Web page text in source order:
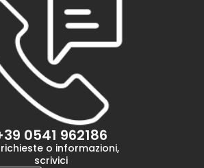
0541 962186
richieste o informazioni,
scrivici